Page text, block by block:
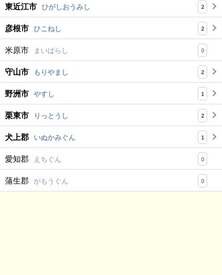
東近江市 ひがしおうみし 2
彦根市 ひこねし 2
米原市 まいばらし 0
守山市 もりやまし 2
野洲市 やすし 1
栗東市 りっとうし 2
犬上郡 いぬかみぐん 1
愛知郡 えちぐん 0
蒲生郡 がもうぐん 0